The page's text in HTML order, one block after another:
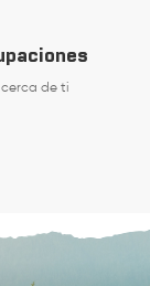
cerca de ti